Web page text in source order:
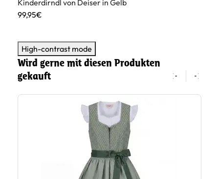
Kinderdirndl von Deiser in Gelb
99,95€
High-contrast mode
Wird gerne mit diesen Produkten
gekauft